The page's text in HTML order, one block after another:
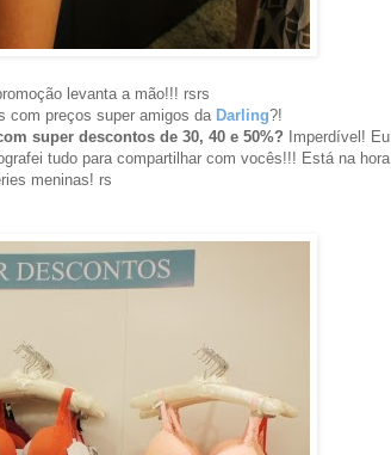
levanta a mão!!! rsrs
com preços super amigos da Darling?!
super descontos de 30, 40 e 50%? Imperdível! Eu
tudo para compartilhar com vocês!!! Está na hora
meninas! rs